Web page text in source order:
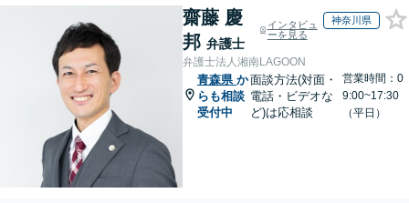
齋藤 慶
邦 弁護士
インタビュ
ーを見る
神奈川県
弁護士法人湘南LAGOON
青森県 か
らも相談
受付中
面談方法(対面・
電話・ビデオな
ど)は応相談
営業時間：0
9:00~17:30
（平日）